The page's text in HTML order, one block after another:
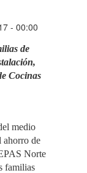
- 00:00
de
Cocinas
medio
ahorro de
Norte
familias